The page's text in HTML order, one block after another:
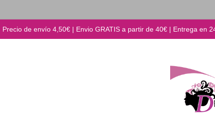
de envío 4,50€ | Envio GRATIS a partir de 40€ | Entrega en